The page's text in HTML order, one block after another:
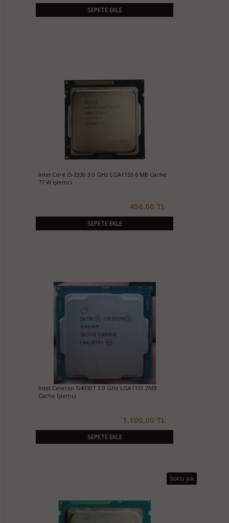
SEPETE EKLE
Intel Core i5-3330 3.0 GHz LGA1155 6 MB Cache
77 W İşlemci
450,00 TL
SEPETE EKLE
Intel Celeron G4930T 3.0 GHz LGA1151 2MB
Cache İşlemci
1.100,00 TL
SEPETE EKLE
Stokta yok